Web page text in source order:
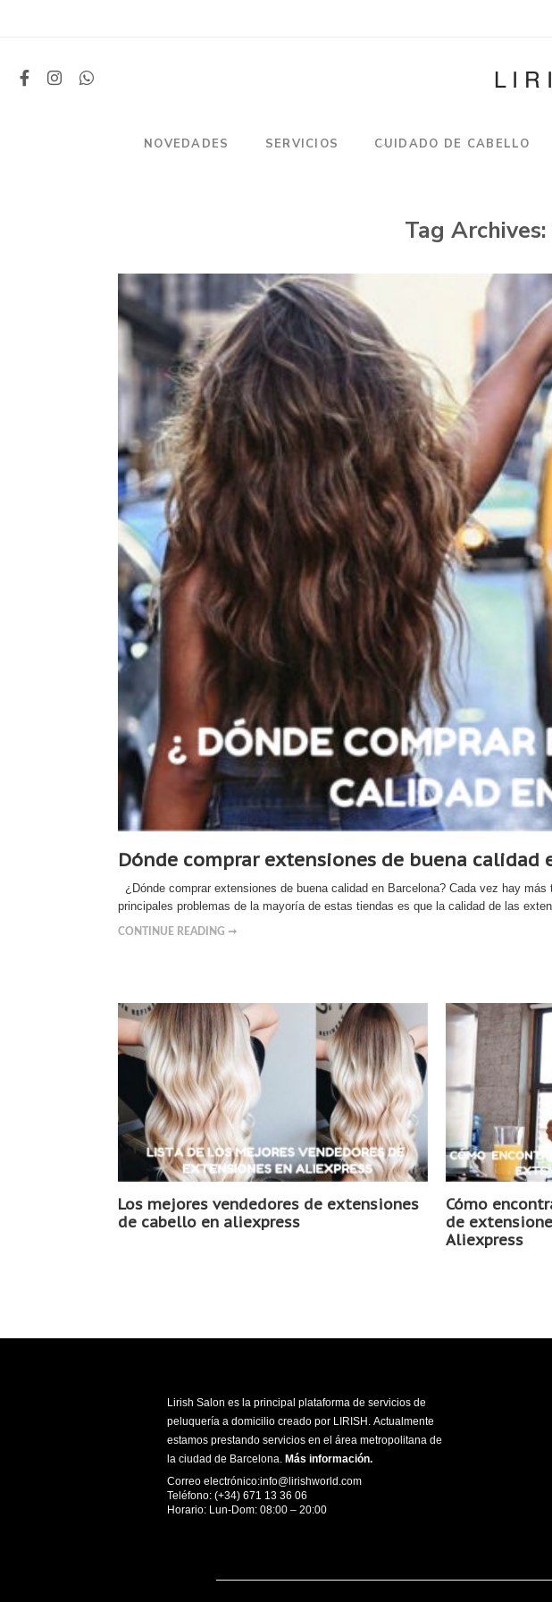
NOVEDADES SERVICIOS CUIDADO DE CABELLO
Tag Archives:
Dónde comprar extensiones de buena calidad
¿Dónde comprar extensiones de buena calidad en Barcelona? Cada vez hay
principales problemas de la mayoría de estas tiendas es que la calidad de las
CONTINUE READING ➞
Los mejores vendedores de extensiones
de cabello en aliexpress
Cómo
de
Aliexpress
Lirish Salon es la principal plataforma de servicios de
peluquería a domicilio creado por LIRISH. Actualmente
estamos prestando servicios en el área metropolitana de
la ciudad de Barcelona. Más información.
Correo electrónico:info@lirishworld.com
Teléfono: (+34) 671 13 36 06
Horario: Lun-Dom: 08:00 – 20:00